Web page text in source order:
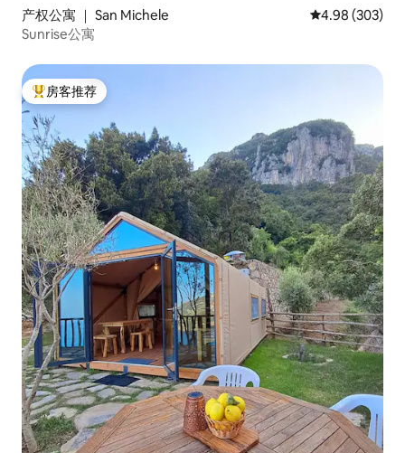
产权公寓 ｜ San Michele 平均评分 4.98
4.98 (303)
Sunrise公寓
热门「房客推荐」
房客推荐